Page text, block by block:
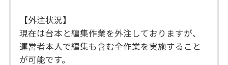
【外注状況】
現在は台本と編集作業を外注しておりますが、
運営者本人で編集も含む全作業を実施すること
が可能です。